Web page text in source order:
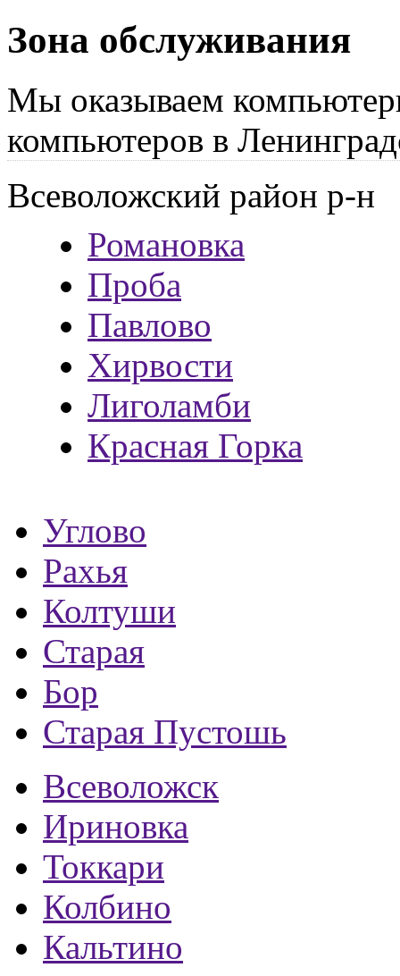
Зона обслуживания
Мы оказываем
компьютеров в
Всеволожский район р-н
Романовка
Проба
Павлово
Хирвости
Лиголамби
Красная Горка
Углово
Рахья
Колтуши
Старая
Бор
Старая Пустошь
Всеволожск
Ириновка
Токкари
Колбино
Кальтино